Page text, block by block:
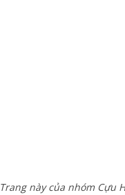
Trang này của nhóm Cựu